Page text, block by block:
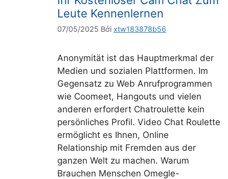
Leute Kennenlernen
07/05/2025 Bởi xtw183878b56
Anonymität ist das Hauptmerkmal der
Medien und sozialen Plattformen. Im
Gegensatz zu Web Anrufprogrammen
wie Coomeet, Hangouts und vielen
anderen erfordert Chatroulette kein
persönliches Profil. Video Chat Roulette
ermöglicht es Ihnen, Online
Relationship mit Fremden aus der
ganzen Welt zu machen. Warum
Brauchen Menschen Omegle-